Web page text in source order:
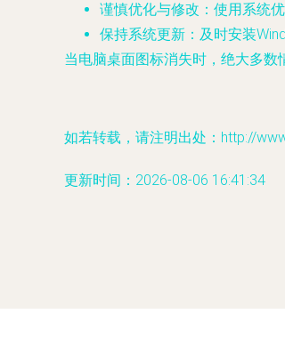
谨慎优化与修改 ：使用系统
保持系统更新 ：及时安装
当电脑桌面图标消失时，绝大多数
如若转载，请注明出处：http://
更新时间：2026-08-06 16:41:34